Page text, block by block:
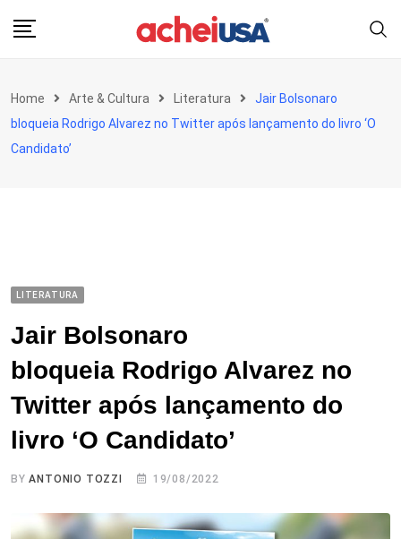
Home Arte & Cultura Literatura
Jair Bolsonaro
bloqueia Rodrigo Alvarez no Twitter após lançamento do livro ‘O
Candidato’
LITERATURA
Jair Bolsonaro
bloqueia Rodrigo Alvarez no
Twitter após lançamento do
livro ‘O Candidato’
BYANTONIO TOZZI 19/08/2022